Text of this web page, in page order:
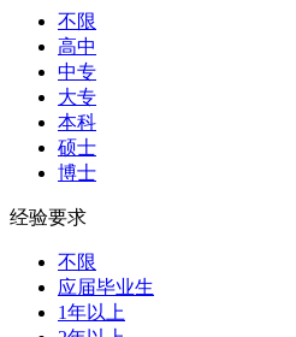
不限
高中
中专
大专
本科
硕士
博士
经验要求
不限
应届毕业生
1年以上